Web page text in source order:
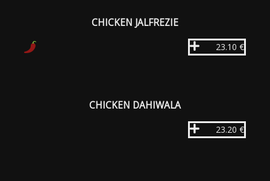
CHICKEN JALFREZIE
23.10 €
CHICKEN DAHIWALA
23.20 €